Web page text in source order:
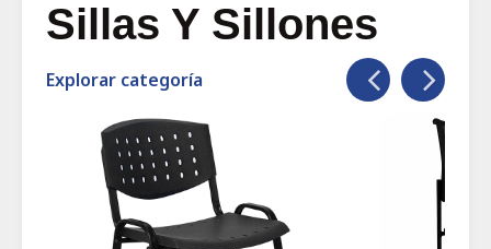
Sillas Y Sillones
Explorar categoría